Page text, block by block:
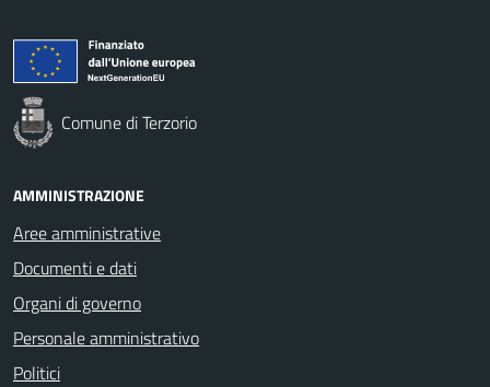
Comune di Terzorio
AMMINISTRAZIONE
Aree amministrative
Documenti e dati
Organi di governo
Personale amministrativo
Politici